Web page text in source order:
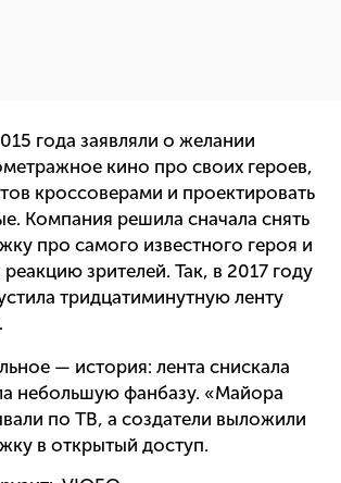
года заявляли о желании
кино про своих героев,
кроссоверами и проектировать
Компания решила сначала снять
про самого известного героя и
зрителей. Так, в 2017 году
тридцатиминутную ленту
— история: лента снискала
небольшую фанбазу. «Майора
по ТВ, а создатели выложили
в открытый доступ.